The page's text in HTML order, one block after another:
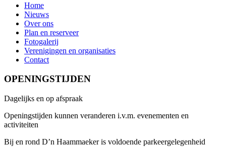
Home
Nieuws
Over ons
Plan en reserveer
Fotogalerij
Verenigingen en organisaties
Contact
OPENINGSTIJDEN
Dagelijks en op afspraak
Openingstijden kunnen veranderen i.v.m. evenementen en
activiteiten
Bij en rond D’n Haammaeker is voldoende parkeergelegenheid